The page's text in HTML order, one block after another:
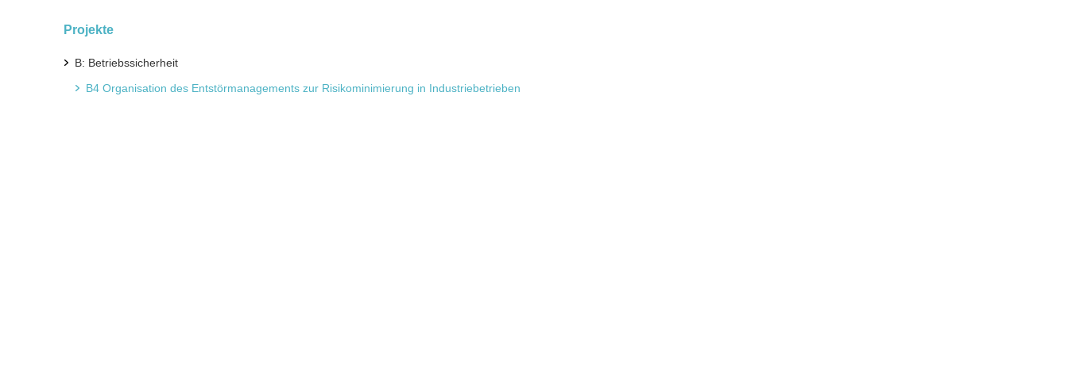
Projekte
B: Betriebssicherheit
B4 Organisation des Entstörmanagements zur Risikominimierung in Industriebetrieben